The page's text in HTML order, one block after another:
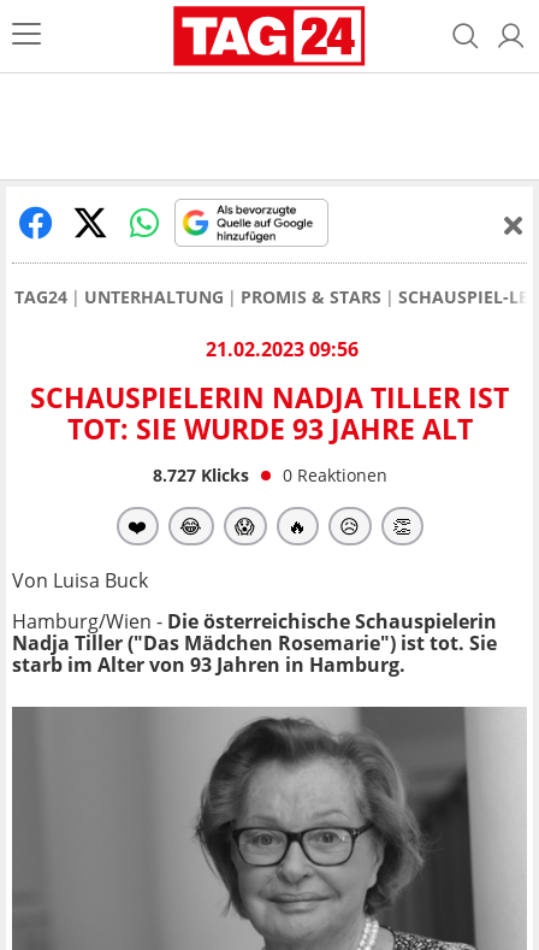
TAG24 UNTERHALTUNG PROMIS & STARS SCHAUSPIEL-
21.02.2023 09:56
SCHAUSPIELERIN NADJA TILLER IST
TOT: SIE WURDE 93 JAHRE ALT
8.727Klicks 0 Reaktionen
❤️ 😂 😱 🔥 😥 👏
Von Luisa Buck
Hamburg/Wien - Die österreichische Schauspielerin
Nadja Tiller ("Das Mädchen Rosemarie") ist tot. Sie
starb im Alter von 93 Jahren in Hamburg.